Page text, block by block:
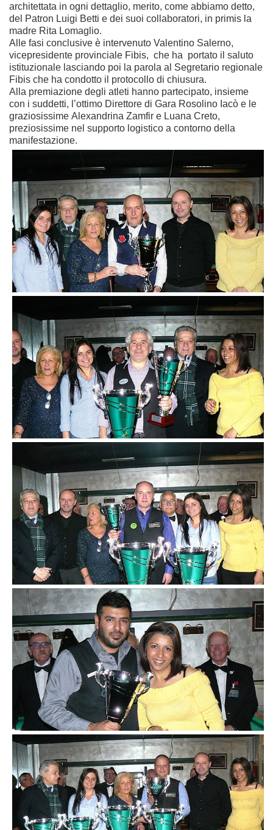
architettata in ogni dettaglio, merito, come abbiamo detto,
del Patron Luigi Betti e dei suoi collaboratori, in primis la
madre Rita Lomaglio.
Alle fasi conclusive è intervenuto Valentino Salerno,
vicepresidente provinciale Fibis, che ha portato il saluto
istituzionale lasciando poi la parola al Segretario regionale
Fibis che ha condotto il protocollo di chiusura.
Alla premiazione degli atleti hanno partecipato, insieme
con i suddetti, l’ottimo Direttore di Gara Rosolino Iacò e le
graziosissime Alexandrina Zamfir e Luana Creto,
preziosissime nel supporto logistico a contorno della
manifestazione.